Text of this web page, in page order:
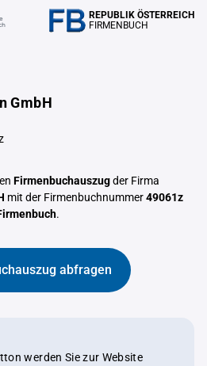
REPUBLIK ÖSTERREICH
FIRMENBUCH
GmbH
Firmenbuchauszugder Firma
mit der Firmenbuchnummer49061z
.
abfragen
werden Sie zur Website